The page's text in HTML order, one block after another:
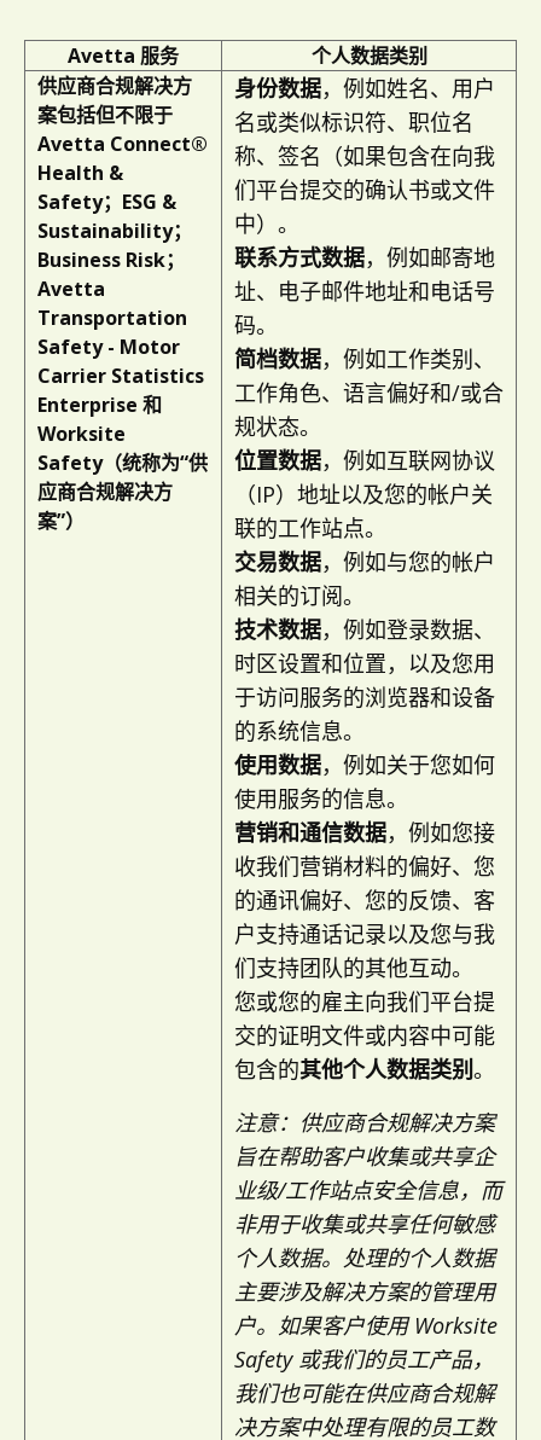
Avetta 服务
个人数据类别
供应商合规解决方
案包括但不限于
Avetta Connect®
Health &
Safety；ESG &
Sustainability；
Business Risk；
Avetta
Transportation
Safety - Motor
Carrier Statistics
Enterprise 和
Worksite
Safety（统称为“供
应商合规解决方
案”）
身份数据，例如姓名、用户
名或类似标识符、职位名
称、签名（如果包含在向我
们平台提交的确认书或文件
中）。
联系方式数据，例如邮寄地
址、电子邮件地址和电话号
码。
简档数据，例如工作类别、
工作角色、语言偏好和/或合
规状态。
位置数据，例如互联网协议
（IP）地址以及您的帐户关
联的工作站点。
交易数据，例如与您的帐户
相关的订阅。
技术数据，例如登录数据、
时区设置和位置，以及您用
于访问服务的浏览器和设备
的系统信息。
使用数据，例如关于您如何
使用服务的信息。
营销和通信数据，例如您接
收我们营销材料的偏好、您
的通讯偏好、您的反馈、客
户支持通话记录以及您与我
们支持团队的其他互动。
您或您的雇主向我们平台提
交的证明文件或内容中可能
包含的其他个人数据类别。
注意：供应商合规解决方案
旨在帮助客户收集或共享企
业级/工作站点安全信息，而
非用于收集或共享任何敏感
个人数据。处理的个人数据
主要涉及解决方案的管理用
户。如果客户使用 Worksite
Safety 或我们的员工产品，
我们也可能在供应商合规解
决方案中处理有限的员工数